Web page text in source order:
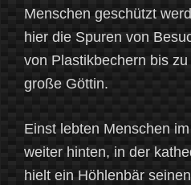
Menschen geschützt
hier die Spuren von
von Plastikbechern bis
große Göttin.
Einst lebten Menschen
weiter hinten, in der
hielt ein Höhlenbär